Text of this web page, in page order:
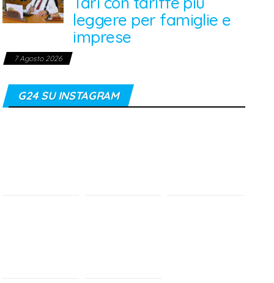
leggere per famiglie e
imprese
7 Agosto 2026
G24 SU INSTAGRAM